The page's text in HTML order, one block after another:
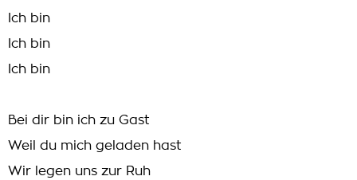
Ich bin
Ich bin
Ich bin
Bei dir bin ich zu Gast
Weil du mich geladen hast
Wir legen uns zur Ruh